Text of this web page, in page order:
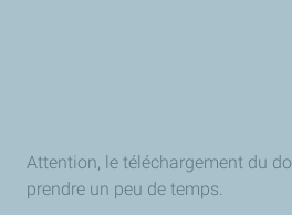
Attention, le téléchargement du
prendre un peu de temps.